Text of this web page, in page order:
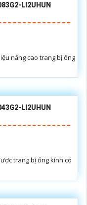
LI2UHUN
năng cao trang bị ống
LI2UHUN
trang bị ống kính có